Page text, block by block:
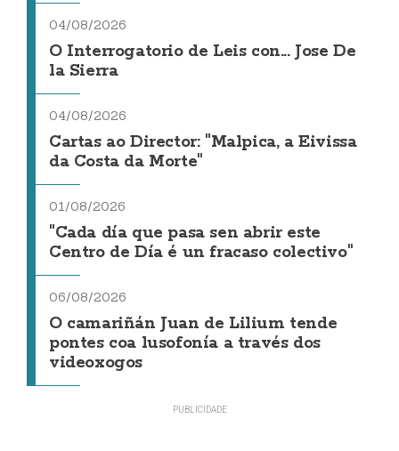
04/08/2026
O Interrogatorio de Leis con... Jose De
la Sierra
04/08/2026
Cartas ao Director: "Malpica, a Eivissa
da Costa da Morte"
01/08/2026
"Cada día que pasa sen abrir este
Centro de Día é un fracaso colectivo"
06/08/2026
O camariñán Juan de Lilium tende
pontes coa lusofonía a través dos
videoxogos